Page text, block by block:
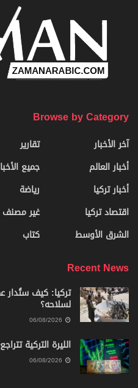
Browse by Category
آخر الأخبار
أخبار العالم
أخبار تركيا
اقتصاد تركيا
الشرق الأوسط
تقارير
جميع
رياضة
غير مصنف
كتاب
Recent News
تركيا: كيف ستُدار
لسلاحه؟
الليرة التركية